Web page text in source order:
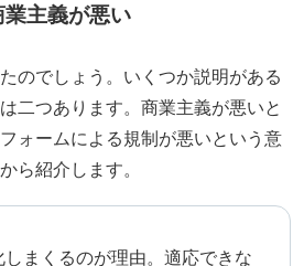
業主義が悪い
のでしょう。いくつか説明がある
二つあります。商業主義が悪いと
ォームによる規制が悪いという意
ら紹介します。
まくるのが理由。適応できな